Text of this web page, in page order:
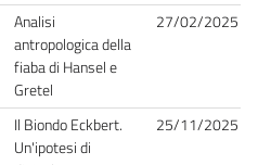
Analisi
antropologica della
fiaba di Hansel e
Gretel
27/02/2025
Il Biondo Eckbert.
Un'ipotesi di
25/11/2025